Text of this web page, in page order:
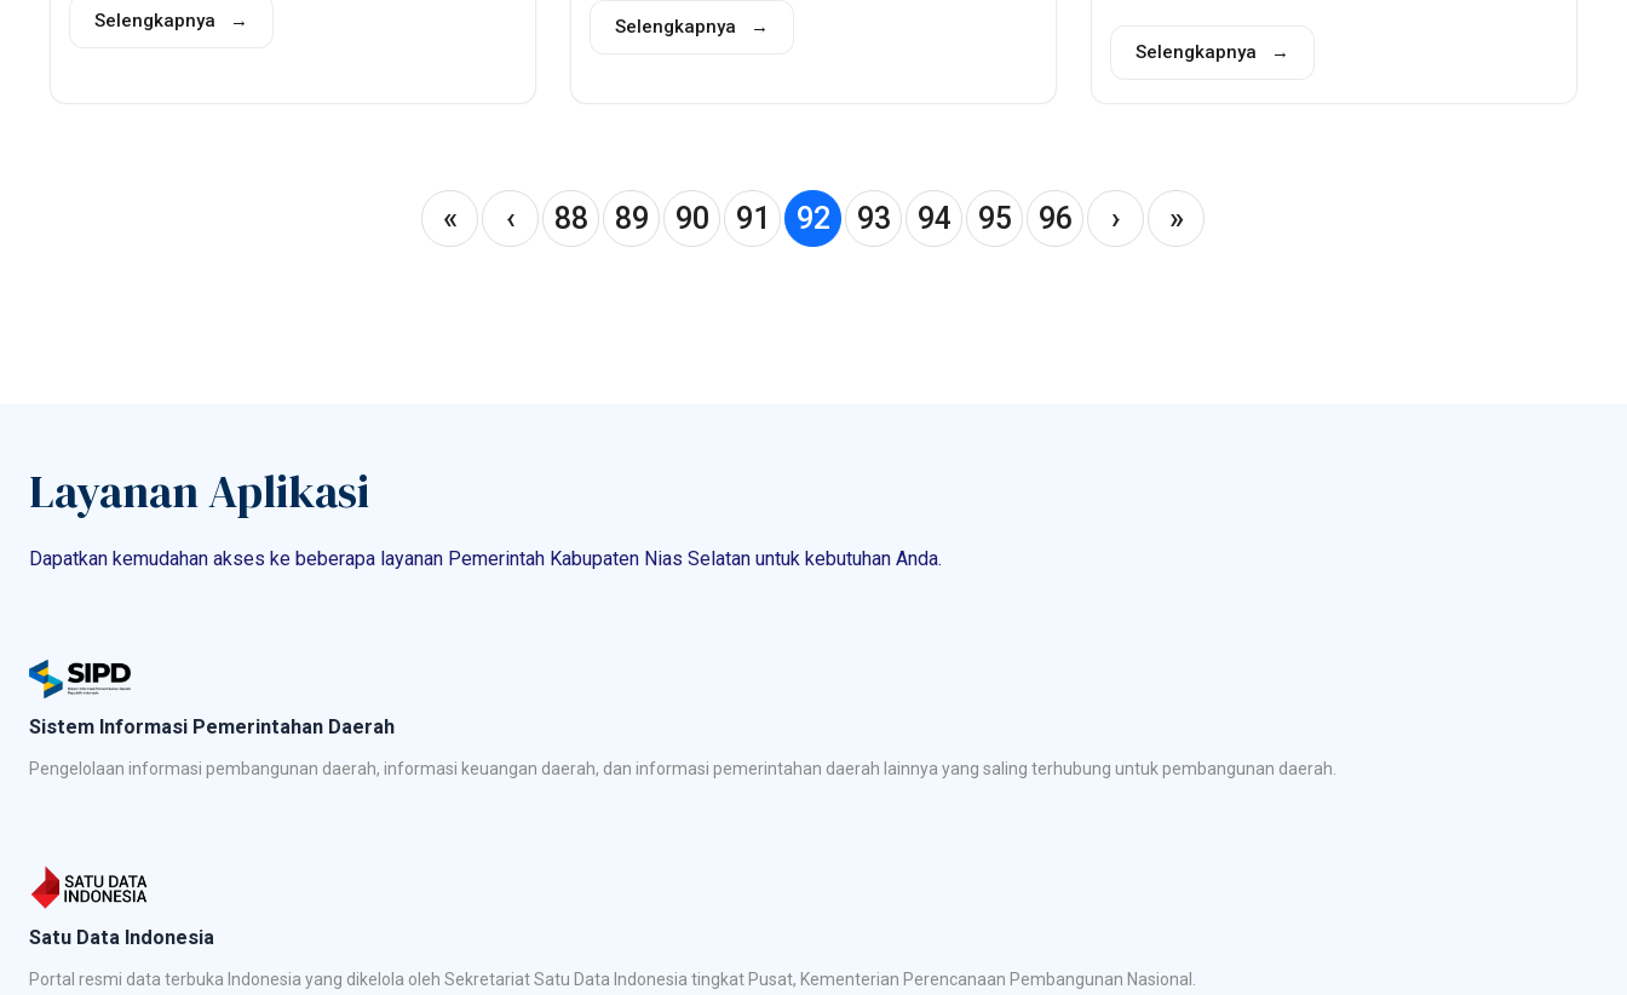
Selengkapnya → Selengkapnya →
Selengkapnya →
« ‹ 88 89 90 91 92 93 94 95 96 › »
Layanan Aplikasi
Dapatkan kemudahan akses ke beberapa layanan Pemerintah Kabupaten Nias Selatan untuk kebutuhan Anda.
Sistem Informasi Pemerintahan Daerah
Pengelolaan informasi pembangunan daerah, informasi keuangan daerah, dan informasi pemerintahan daerah lainnya yang saling terhubung untuk pembangunan daerah.
Satu Data Indonesia
Portal resmi data terbuka Indonesia yang dikelola oleh Sekretariat Satu Data Indonesia tingkat Pusat, Kementerian Perencanaan Pembangunan Nasional.